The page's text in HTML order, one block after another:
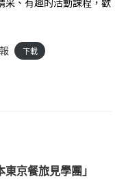
下載
京餐旅見學團」